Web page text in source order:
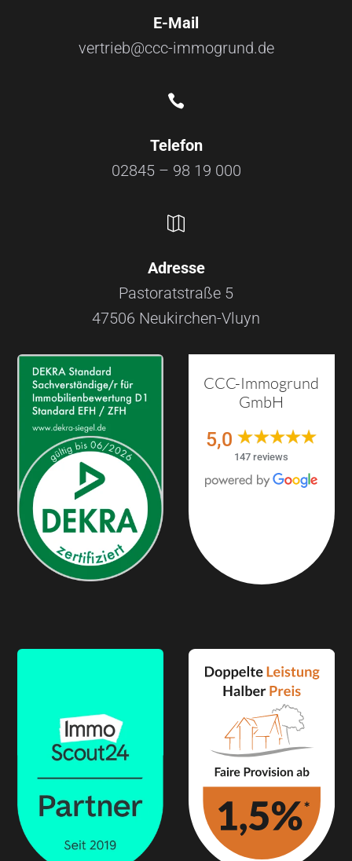
E-Mail
vertrieb@ccc-immogrund.de

Telefon
02845 – 98 19 000

Adresse
Pastoratstraße 5
47506 Neukirchen-Vluyn
CCC-Immogrund
GmbH
5,0
147 reviews